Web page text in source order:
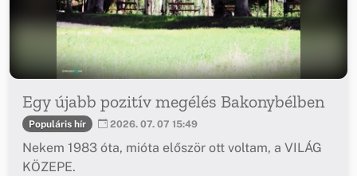
Egy újabb pozitív megélés Bakonybélben
Populáris hír 2026. 07. 07 15:49
Nekem 1983 óta, mióta először ott voltam, a VILÁG
KÖZEPE.